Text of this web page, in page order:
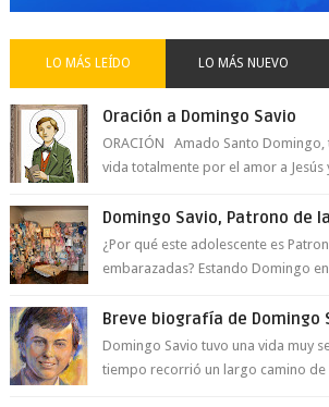
LO MÁS LEÍDO LO MÁS NUEVO
Oración a Domingo Savio
ORACIÓN Amado Santo Domingo,
vida totalmente por el amor a
Domingo Savio, Patrono de
¿Por qué este adolescente es
embarazadas? Estando Domingo
Breve biografía de Domingo
Domingo Savio tuvo una vida muy
tiempo recorrió un largo camino